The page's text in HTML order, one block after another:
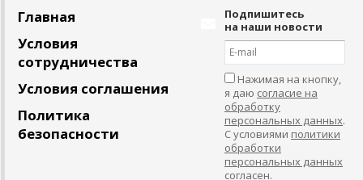
Главная
Условия
сотрудничества
Условия соглашения
Политика
безопасности
Подпишитесь
на наши новости
Нажимая на кнопку,
я даю согласие на
обработку
персональных данных.
С условиями политики
обработки
персональных данных
согласен.